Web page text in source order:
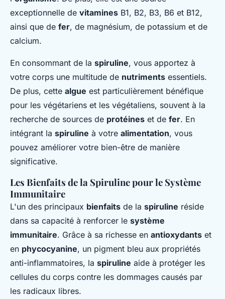
exceptionnelle de vitamines B1, B2, B3, B6 et B12,
ainsi que de fer, de magnésium, de potassium et de
calcium.
En consommant de la spiruline, vous apportez à
votre corps une multitude de nutriments essentiels.
De plus, cette algue est particulièrement bénéfique
pour les végétariens et les végétaliens, souvent à la
recherche de sources de protéines et de fer. En
intégrant la spiruline à votre alimentation, vous
pouvez améliorer votre bien-être de manière
significative.
Les Bienfaits de la Spiruline pour le Système
Immunitaire
L'un des principaux bienfaits de la spiruline réside
dans sa capacité à renforcer le système
immunitaire. Grâce à sa richesse en antioxydants et
en phycocyanine, un pigment bleu aux propriétés
anti-inflammatoires, la spiruline aide à protéger les
cellules du corps contre les dommages causés par
les radicaux libres.